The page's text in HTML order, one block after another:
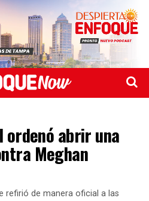
ordenó abrir una
Meghan
refirió de manera oficial a las